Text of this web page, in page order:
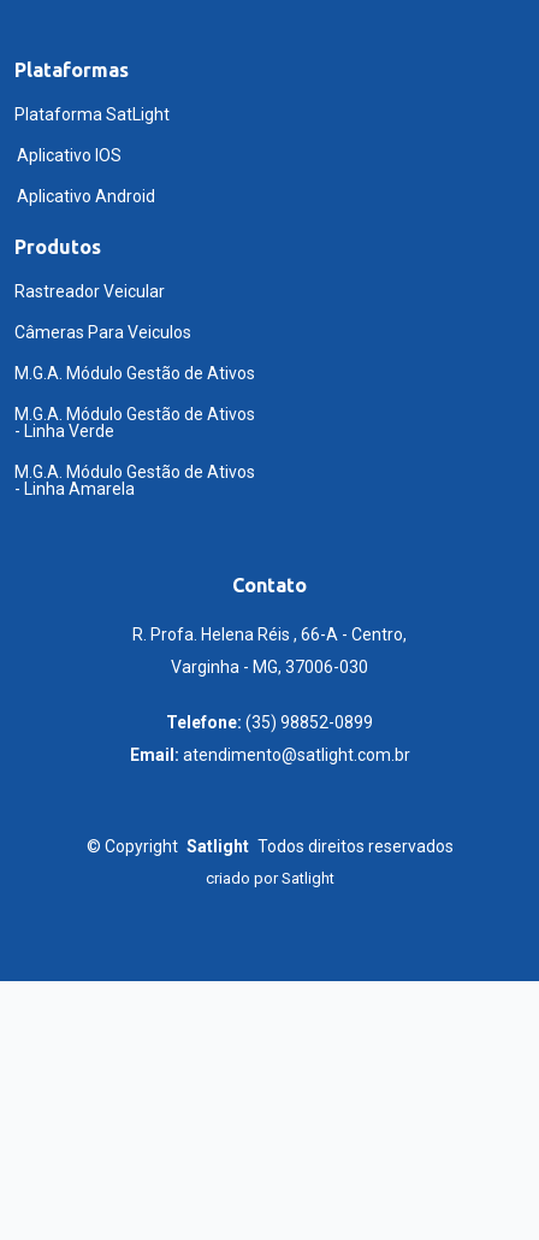
Plataformas
Plataforma SatLight
Aplicativo IOS
Aplicativo Android
Produtos
Rastreador Veicular
Câmeras Para Veiculos
M.G.A. Módulo Gestão de Ativos
M.G.A. Módulo Gestão de Ativos
- Linha Verde
M.G.A. Módulo Gestão de Ativos
- Linha Amarela
Contato
R. Profa. Helena Réis , 66-A - Centro,
Varginha - MG, 37006-030
Telefone: (35) 98852-0899
Email: atendimento@satlight.com.br
© Copyright Satlight Todos direitos reservados
criado porSatlight